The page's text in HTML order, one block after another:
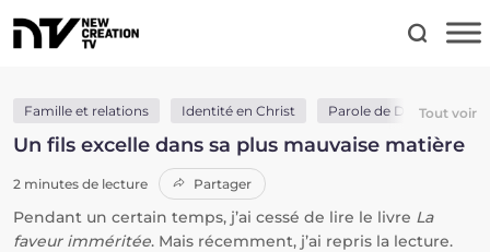
Famille et relations Identité en Christ Parole de DieuTout voir
Un fils excelle dans sa plus mauvaise matière
2 minutes de lecture Partager
Pendant un certain temps, j’ai cessé de lire le livre La
faveur imméritée. Mais récemment, j’ai repris la lecture.